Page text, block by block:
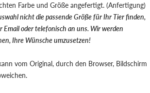
Farbe und Größe angefertigt. (Anfertigung)
nicht die passende Größe für Ihr Tier finden,
Email oder telefonisch an uns. Wir werden
Ihre Wünsche umzusetzen!
vom Original, durch den Browser, Bildschirm